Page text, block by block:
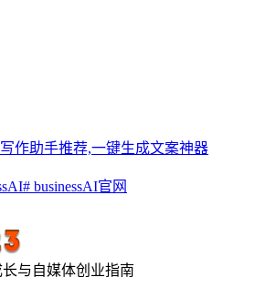
作助手推荐,一键生成文案神器
# businessAI官网
与自媒体创业指南